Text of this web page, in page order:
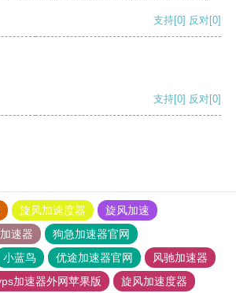
支持[0] 反对[0]
支持[0] 反对[0]
旋风加速度器
旋风加速
速器
狗急加速器官网
小蓝鸟 优途加速器官网
风驰加速器
加速器外网苹果版
旋风加速度器